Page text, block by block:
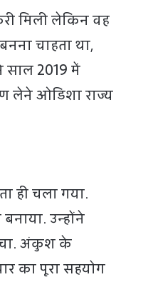
मिली लेकिन वह
चाहता था,
2019 में
लेने ओडिशा राज्य
ही चला गया.
उन्होंने
अंकुश के
का पूरा सहयोग